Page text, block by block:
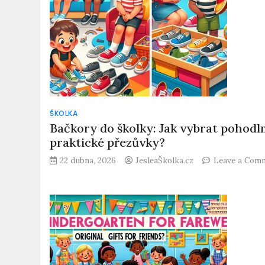
ŠKOLKA
Bačkory do školky: Jak vybrat
praktické přezůvky?
22 dubna, 2026 JesleaŠkolka.cz Leave a